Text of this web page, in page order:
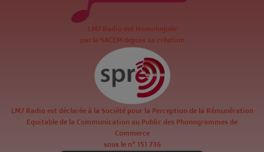
LM7 Radio est Homologuée
par la SACEM depuis sa création
LM7 Radio est déclarée à la Société pour la Perception de la Rémunération
Equitable de la Communication au Public des Phonogrammes de
Commerce
sous le n° 151 736